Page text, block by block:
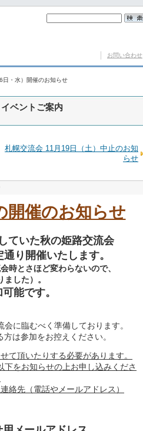
お問い合わせ
日・水）開催のお知らせ
ベントご案内
札幌交流会 11月19日（土）中止のお知
らせ
開催のお知らせ
ていた秋の姫路交流会
り開催いたします。
時とさほど変わらないので、
した）。
能です。
に臨むべく準備しております。
は参加をお控えください。
て頂いたりする必要があります。
をお知らせの上お申し込みくださ
先（電話やメールアドレス）